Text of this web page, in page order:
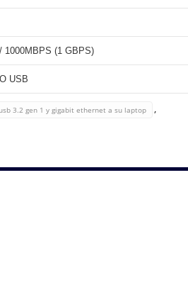
1000MBPS (1 GBPS)
USB
3.2 gen 1 y gigabit ethernet a su laptop ,